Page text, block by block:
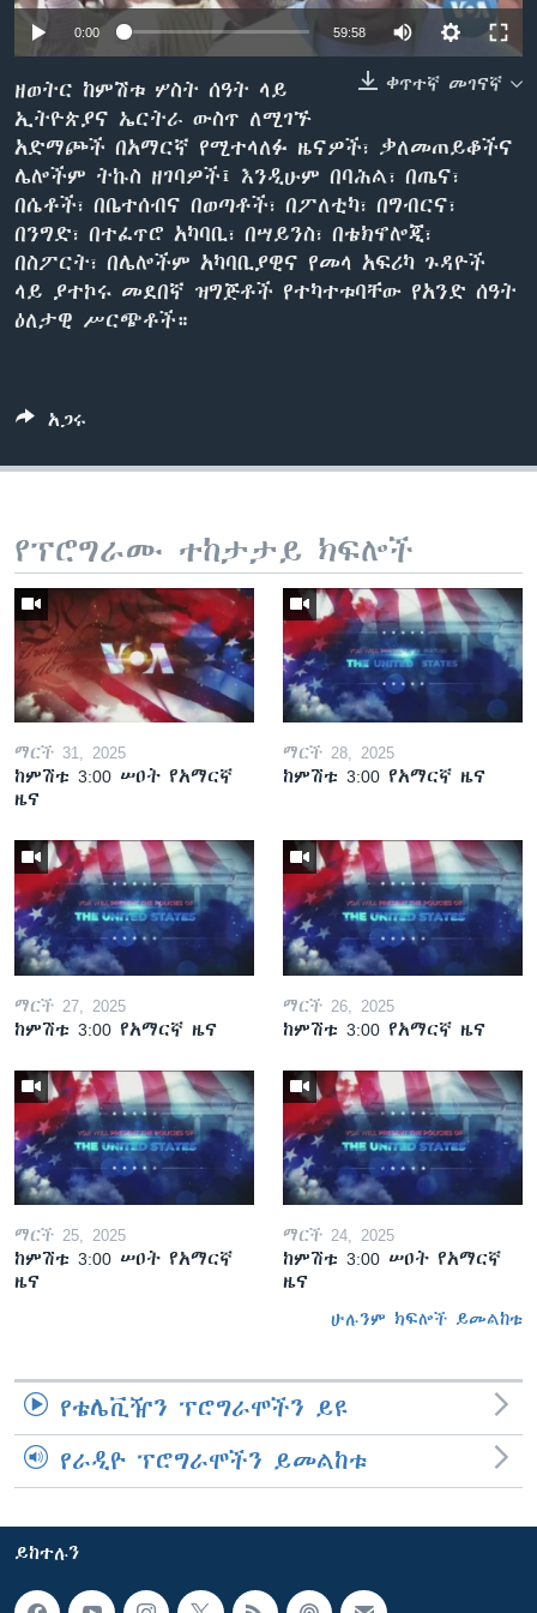
ቋንቋዎች
0:00 59:58
ቀጥተኛ መገናኛ
ዘወትር ከምሽቱ ሦስት ሰዓት ላይ
ኢትዮጵያና ኤርትራ ውስጥ ለሚገኙ
አድማጮች በአማርኛ የሚተላለፉ ዜናዎች፣ ቃለመጠይቆችና
ሌሎችም ትኩስ ዘገባዎች፤ እንዲሁም በባሕል፣ በጤና፣
በሴቶች፣ በቤተሰብና በወጣቶች፣ በፖለቲካ፣ በግብርና፣
በንግድ፣ በተፈጥሮ አካባቢ፣ በሣይንስ፣ በቴክኖሎጂ፣
በስፖርት፣ በሌሎችም አካባቢያዊና የመላ አፍሪካ ጉዳዮች
ላይ ያተኮሩ መደበኛ ዝግጅቶች የተካተቱባቸው የአንድ ሰዓት
ዕለታዊ ሥርጭቶች።
አጋሩ
የፕሮግራሙ ተከታታይ ክፍሎች
ማርች 31, 2025
ከምሽቱ 3:00 ሠዐት የአማርኛ
ዜና
ማርች 28, 2025
ከምሽቱ 3:00 የአማርኛ ዜና
ማርች 27, 2025
ከምሽቱ 3:00 የአማርኛ ዜና
ማርች 26, 2025
ከምሽቱ 3:00 የአማርኛ ዜና
ማርች 25, 2025
ከምሽቱ 3:00 ሠዐት የአማርኛ
ዜና
ማርች 24, 2025
ከምሽቱ 3:00 ሠዐት የአማርኛ
ዜና
ሁሉንም ክፍሎች ይመልከቱ
የቴሌቪዥን ፕሮግራሞችን ይዩ
የራዲዮ ፕሮግራሞችን ይመልከቱ
ይከተሉን